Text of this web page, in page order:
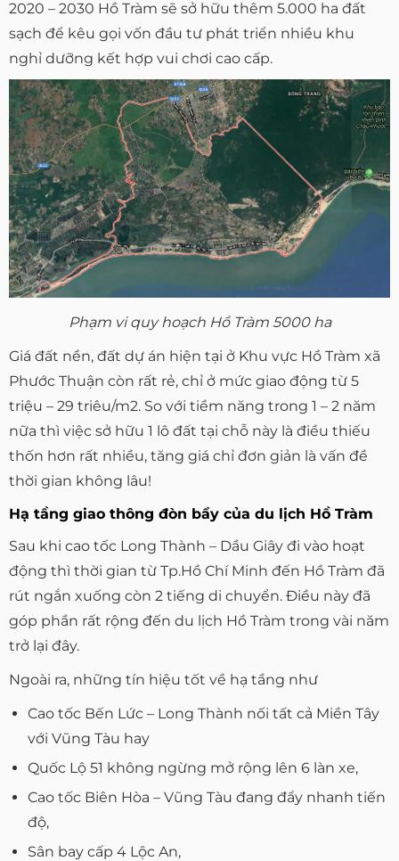
2020 – 2030 Hồ Tràm sẽ sở hữu thêm 5.000 ha đất
sạch để kêu gọi vốn đầu tư phát triển nhiều khu
nghỉ dưỡng kết hợp vui chơi cao cấp.
Phạm vi quy hoạch Hồ Tràm 5000 ha
Giá đất nền, đất dự án hiện tại ở Khu vực Hồ Tràm xã
Phước Thuận còn rất rẻ, chỉ ở mức giao động từ 5
triệu – 29 triêu/m2. So với tiềm năng trong 1 – 2 năm
nữa thì việc sở hữu 1 lô đất tại chỗ này là điều thiếu
thốn hơn rất nhiều, tăng giá chỉ đơn giản là vấn đề
thời gian không lâu!​
Hạ tầng giao thông đòn bẩy của du lịch Hồ Tràm
Sau khi cao tốc Long Thành – Dầu Giây đi vào hoạt
động thì thời gian từ Tp.Hồ Chí Minh đến Hồ Tràm đã
rút ngắn xuống còn 2 tiếng di chuyển. Điều này đã
góp phần rất rộng đến du lịch Hồ Tràm trong vài năm
trở lại đây.
Ngoài ra, những tín hiệu tốt về hạ tầng như
Cao tốc Bến Lức – Long Thành nối tất cả Miền Tây
với Vũng Tàu hay
Quốc Lộ 51 không ngừng mở rộng lên 6 làn xe,
Cao tốc Biên Hòa – Vũng Tàu đang đẩy nhanh tiến
độ,
Sân bay cấp 4 Lộc An,